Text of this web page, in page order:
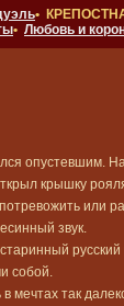
•
• Любовь и
опустевшим.
крышку
или
звук.
собой.
мечтах так